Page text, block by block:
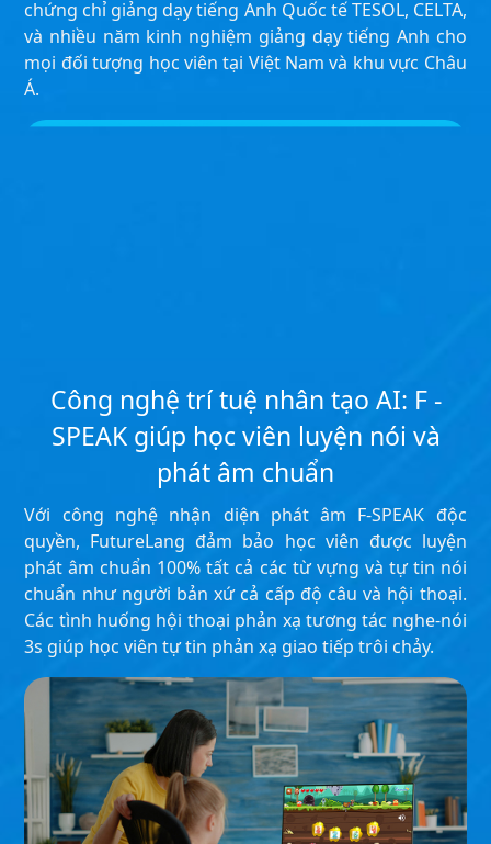
chứng chỉ giảng dạy tiếng Anh Quốc tế TESOL, CELTA,
và nhiều năm kinh nghiệm giảng dạy tiếng Anh cho
mọi đối tượng học viên tại Việt Nam và khu vực Châu
Á.
Công nghệ trí tuệ nhân tạo AI: F -
SPEAK giúp học viên luyện nói và
phát âm chuẩn
Với công nghệ nhận diện phát âm F-SPEAK độc
quyền, FutureLang đảm bảo học viên được luyện
phát âm chuẩn 100% tất cả các từ vựng và tự tin nói
chuẩn như người bản xứ cả cấp độ câu và hội thoại.
Các tình huống hội thoại phản xạ tương tác nghe-nói
3s giúp học viên tự tin phản xạ giao tiếp trôi chảy.